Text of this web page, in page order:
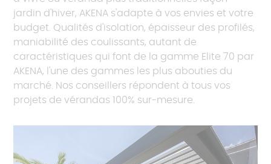
jardin d'hiver, AKENA s'adapte à vos envies et votre
budget. Qualités d'isolation, épaisseur des profilés,
maniabilité des coulissants, autant de
caractéristiques qui font de la gamme Elite 70 par
AKENA, l'une des gammes les plus abouties du
marché. Nos conseillers répondent à tous vos
projets de vérandas 100% sur-mesure.